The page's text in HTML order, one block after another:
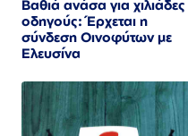
Βαθιά ανάσα για χιλιάδες
οδηγούς: Έρχεται η
σύνδεση Οινοφύτων με
Ελευσίνα